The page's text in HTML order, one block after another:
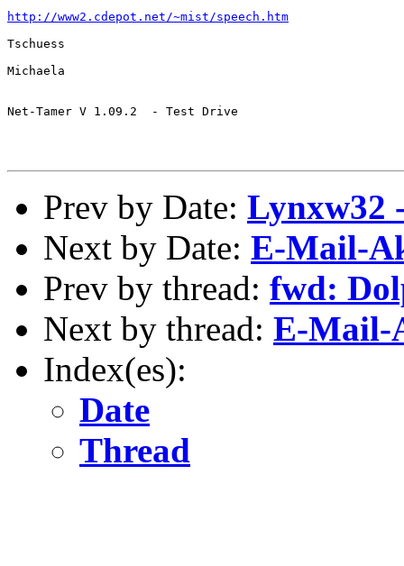
http://www2.cdepot.net/~mist/speech.htm
Tschuess
Michaela
Net-Tamer V 1.09.2  - Test Drive
Prev by Date: Lynxw32
Next by Date: E-Mail-
Prev by thread: fwd:
Next by thread: E-Mail-
Index(es):
Date
Thread